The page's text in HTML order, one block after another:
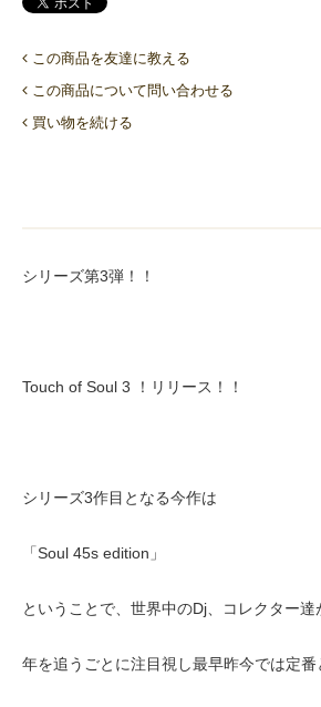
この商品を友達に教える
この商品について問い合わせる
買い物を続ける
シリーズ第3弾！！
Touch of Soul 3 ！リリース！！
シリーズ3作目となる今作は
「Soul 45s edition」
ということで、世界中のDj、コレクター達
年を追うごとに注目視し最早昨今では定番